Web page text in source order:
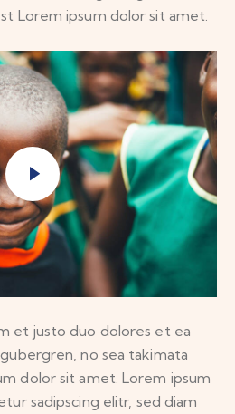
Lorem ipsum dolor sit amet.
et justo duo dolores et ea
no sea takimata
dolor sit amet. Lorem ipsum
sadipscing elitr, sed diam